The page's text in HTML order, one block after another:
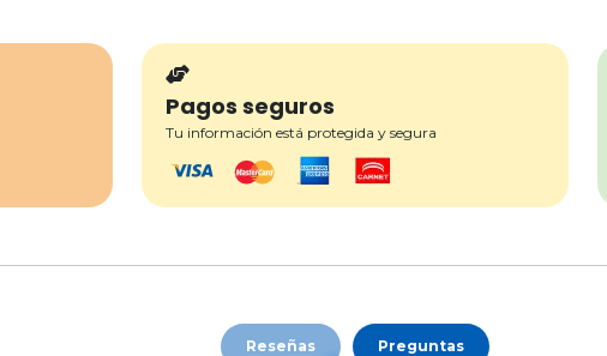
Pagos seguros
Tu información está protegida y segura
Reseñas Preguntas